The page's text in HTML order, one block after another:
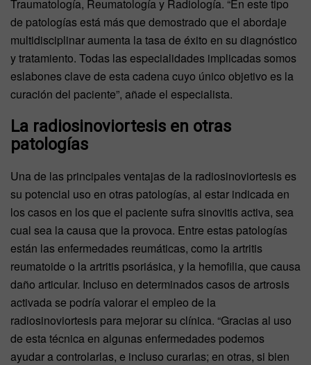
Traumatología, Reumatología y Radiología. “En este tipo
de patologías está más que demostrado que el abordaje
multidisciplinar aumenta la tasa de éxito en su diagnóstico
y tratamiento. Todas las especialidades implicadas somos
eslabones clave de esta cadena cuyo único objetivo es la
curación del paciente”, añade el especialista.
La radiosinoviortesis en otras
patologías
Una de las principales ventajas de la radiosinoviortesis es
su potencial uso en otras patologías, al estar indicada en
los casos en los que el paciente sufra sinovitis activa, sea
cual sea la causa que la provoca. Entre estas patologías
están las enfermedades reumáticas, como la artritis
reumatoide o la artritis psoriásica, y la hemofilia, que causa
daño articular. Incluso en determinados casos de artrosis
activada se podría valorar el empleo de la
radiosinoviortesis para mejorar su clínica. “Gracias al uso
de esta técnica en algunas enfermedades podemos
ayudar a controlarlas, e incluso curarlas; en otras, si bien